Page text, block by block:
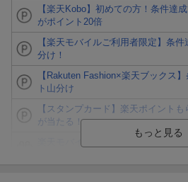
【楽天Kobo】初めての方！条件達
がポイント20倍
【楽天モバイルご利用者限定】条
分け！
【Rakuten Fashion×楽天ブックス
ト山分け
【スタンプカード】楽天ポイント
が当たる！